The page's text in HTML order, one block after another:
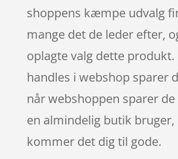
shoppens kæmpe udvalg
mange det de leder efter,
oplagte valg dette produkt.
handles i webshop sparer
når webshoppen sparer
en almindelig butik bruger,
kommer det dig til gode.